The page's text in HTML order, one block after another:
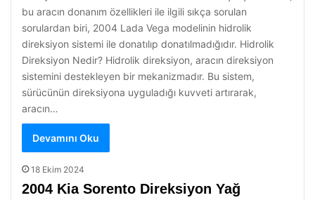
bu aracın donanım özellikleri ile ilgili sıkça sorulan
sorulardan biri, 2004 Lada Vega modelinin hidrolik
direksiyon sistemi ile donatılıp donatılmadığıdır. Hidrolik
Direksiyon Nedir? Hidrolik direksiyon, aracın direksiyon
sistemini destekleyen bir mekanizmadır. Bu sistem,
sürücünün direksiyona uyguladığı kuvveti artırarak,
aracın…
Devamını Oku
18 Ekim 2024
2004 Kia Sorento Direksiyon Yağ